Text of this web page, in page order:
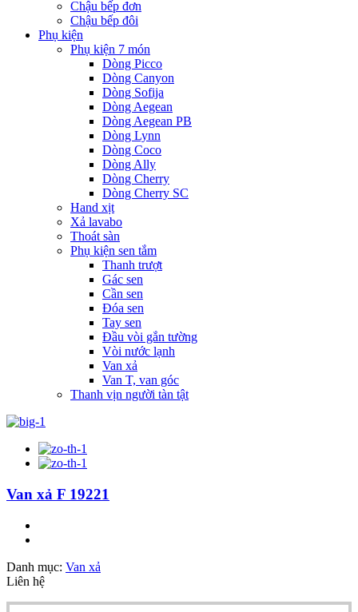
Chậu bếp đơn
Chậu bếp đôi
Phụ kiện
Phụ kiện 7 món
Dòng Picco
Dòng Canyon
Dòng Sofija
Dòng Aegean
Dòng Aegean PB
Dòng Lynn
Dòng Coco
Dòng Ally
Dòng Cherry
Dòng Cherry SC
Hand xịt
Xả lavabo
Thoát sàn
Phụ kiện sen tắm
Thanh trượt
Gác sen
Cần sen
Đóa sen
Tay sen
Đầu vòi gắn tường
Vòi nước lạnh
Van xả
Van T, van góc
Thanh vịn người tàn tật
Van xả F 19221
Danh mục: Van xả
Liên hệ